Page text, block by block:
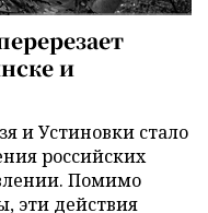
и
и Устиновки стало
российских
Помимо
эти действия